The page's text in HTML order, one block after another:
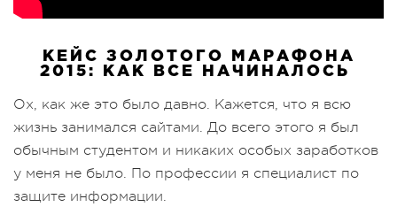
КЕЙС ЗОЛОТОГО МАРАФОНА
2015: КАК ВСЕ НАЧИНАЛОСЬ
Ох, как же это было давно. Кажется, что я всю
жизнь занимался сайтами. До всего этого я был
обычным студентом и никаких особых заработков
у меня не было. По профессии я специалист по
защите информации.